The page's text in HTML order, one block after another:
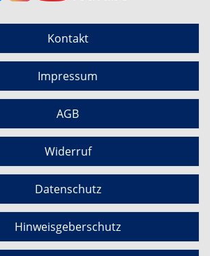
Kontakt
Impressum
AGB
Widerruf
Datenschutz
Hinweisgeberschutz